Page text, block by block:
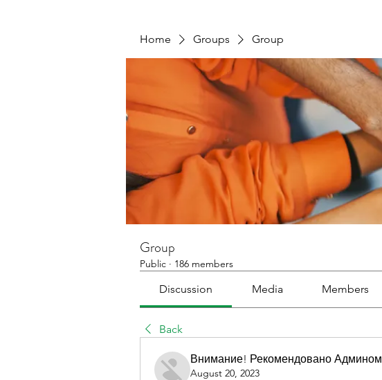
Home Groups Group
Group
Public · 186 members
Discussion Media Members
Back
Внимание! Рекомендовано Админом
August 20, 2023